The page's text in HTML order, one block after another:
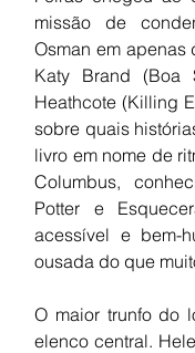
missão de
Osman em apenas
Katy Brand (Boa
Heathcote (Killing
sobre quais
livro em nome de
Columbus,
Potter e
acessível e bem-
ousada do que
O maior trunfo do
elenco central.